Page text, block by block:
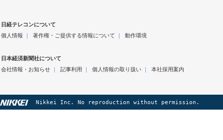
日経テレコンについて
個人情報 ｜ 著作権・ご提供する情報について ｜ 動作環境
日本経済新聞社について
会社情報・お知らせ｜ 記事利用 ｜ 個人情報の取り扱い｜ 本社採用案内
Nikkei Inc. No reproduction without permission.